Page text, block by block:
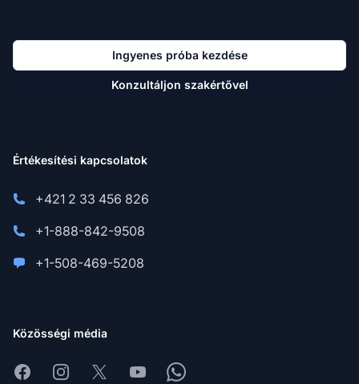
Ingyenes próba kezdése
Konzultáljon szakértővel
Értékesítési kapcsolatok
+421 2 33 456 826
+1-888-842-9508
+1-508-469-5208
Közösségi média
FacebookInstagram
X YoutubeWhatsapp